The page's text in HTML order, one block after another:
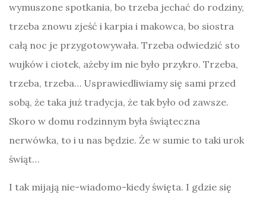
wymuszone spotkania, bo trzeba jechać do rodziny,
trzeba znowu zjeść i karpia i makowca, bo siostra
całą noc je przygotowywała. Trzeba odwiedzić sto
wujków i ciotek, ażeby im nie było przykro. Trzeba,
trzeba, trzeba… Usprawiedliwiamy się sami przed
sobą, że taka już tradycja, że tak było od zawsze.
Skoro w domu rodzinnym była świąteczna
nerwówka, to i u nas będzie. Że w sumie to taki urok
świąt…
I tak mijają nie-wiadomo-kiedy święta. I gdzie się